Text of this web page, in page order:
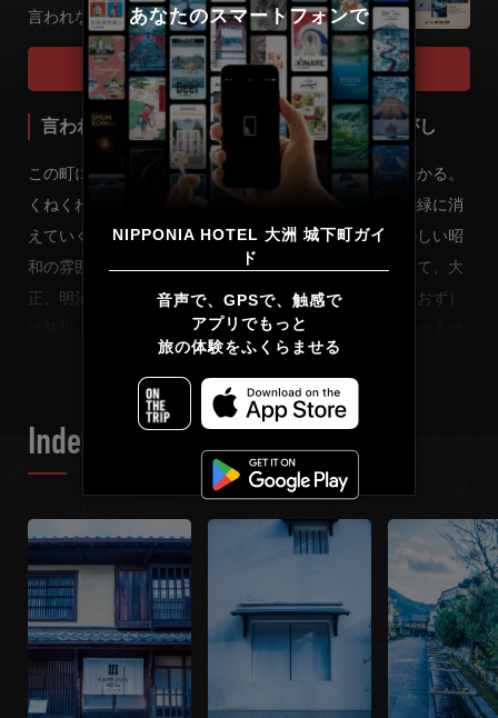
言われないと分からない 大洲の小さな宝物さがし
Tour Start
あなたのスマートフォンで
NIPPONIA HOTEL 大洲 城下町ガイ
ド
音声で、GPSで、触感で
アプリでもっと
旅の体験をふくらませる
言われないと分からない 大洲の小さな宝物さがし
この町に降り立ち歩いていると必ずや大きな川に差し掛かる。
くねくねと曲がっていて、両端は見渡せることなく山の緑に消
えていく。川の向こうには立派なお城。橋を渡ると懐かしい昭
和の雰囲気漂う商店街。さらに歩くと時代がもっと遡って、大
正、明治、江戸のような町並みが顔を出す。「大洲（おおず）
は肱川（ひじかわ）とともにある町なんです」と、地元の人は
言う。肱川の南に面するここ肱南（こうなん）地区は、かつて
大洲城の城下町だったところ。それほど大きくない町だから、
一人でてくてく歩けば小一時間で回れてしまいそう。でも今日
は、この町の物語を聞きながらゆっくり歩こう。急いでいると
見落としてしまいそうな、「小さな宝物」が見つかるかもしれ
ない。
READ MORE
Index List
Select language
日本語
English
简体中文
繁體中文
Français